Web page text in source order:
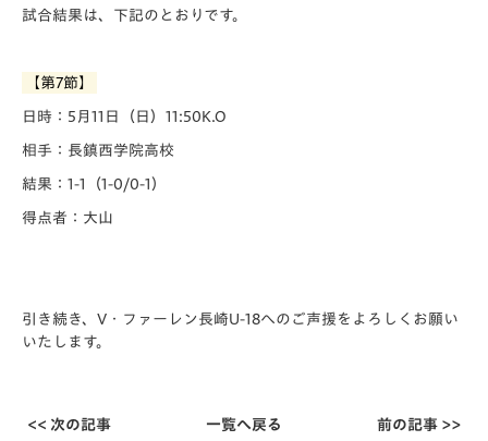
試合結果は、下記のとおりです。
【第7節】
日時：5月11日（日）11:50K.O
相手：長鎮西学院高校
結果：1-1（1-0/0-1）
得点者：大山
引き続き、V・ファーレン長崎U-18へのご声援をよろしくお願い
いたします。
<< 次の記事 一覧へ戻る 前の記事 >>